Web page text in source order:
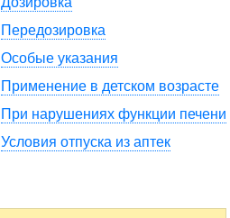
Передозировка
Особые указания
Применение в детском возрасте
При нарушениях функции печени
Условия отпуска из аптек